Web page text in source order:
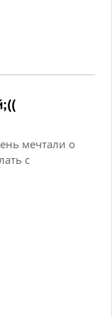
мечтали о
с